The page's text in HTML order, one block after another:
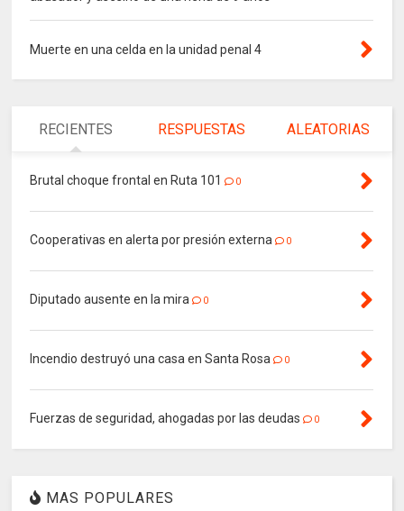
Muerte en una celda en la unidad penal 4
RECIENTES RESPUESTAS ALEATORIAS
Brutal choque frontal en Ruta 101 0
Cooperativas en alerta por presión externa 0
Diputado ausente en la mira 0
Incendio destruyó una casa en Santa Rosa 0
Fuerzas de seguridad, ahogadas por las deudas 0
MAS POPULARES